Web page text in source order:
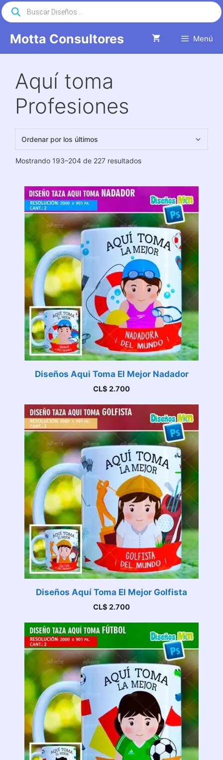
Saltar
al
Motta Consultores Menú
Búsqueda
de
productos
Aquí toma
Profesiones
Mostrando 193–204 de 227 resultadosOrdenado
Diseños Aqui Toma El Mejor Nadador
CL$ 2.700
Diseños Aquí Toma El Mejor Golfista
CL$ 2.700